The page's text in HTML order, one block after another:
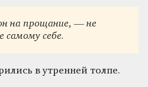
на прощание, — не
самому себе.
в утренней толпе.